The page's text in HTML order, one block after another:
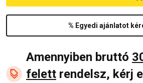
% Egyedi ajánlatot
Amennyiben bruttó
felett rendelsz, kérj